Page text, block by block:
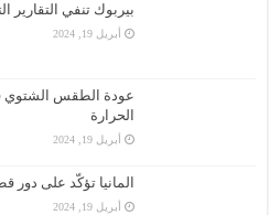
بيربوك تنفي التقارير
أبريل 19, 2024
عودة الطقس الشتوي
الحرارة
أبريل 19, 2024
المانيا تؤكّد على
أبريل 19, 2024